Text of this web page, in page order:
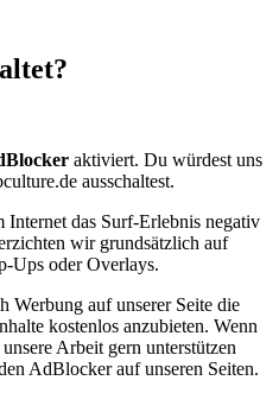
aktiviert. Du würdest uns
ausschaltest.
das Surf-Erlebnis negativ
wir grundsätzlich auf
Ups oder Overlays.
Werbung auf unserer Seite die
kostenlos anzubieten. Wenn
Arbeit gern unterstützen
AdBlocker auf unseren Seiten.